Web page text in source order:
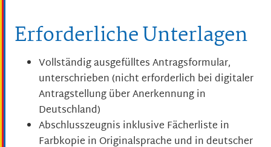
Erforderliche Unterlagen
Vollständig ausgefülltes Antragsformular,
unterschrieben (nicht erforderlich bei digitaler
Antragstellung über Anerkennung in
Deutschland)
Abschlusszeugnis inklusive Fächerliste in
Farbkopie in Originalsprache und in deutscher